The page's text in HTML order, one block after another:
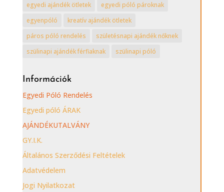
egyedi ajándék ötletek
egyedi póló pároknak
egyenpóló
kreatív ajándék ötletek
páros póló rendelés
születésnapi ajándék nőknek
szülinapi ajándék férfiaknak
szülinapi póló
Információk
Egyedi Póló Rendelés
Egyedi póló ÁRAK
AJÁNDÉKUTALVÁNY
GY.I.K.
Általános Szerződési Feltételek
Adatvédelem
Jogi Nyilatkozat